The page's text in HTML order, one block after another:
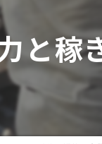
と稼